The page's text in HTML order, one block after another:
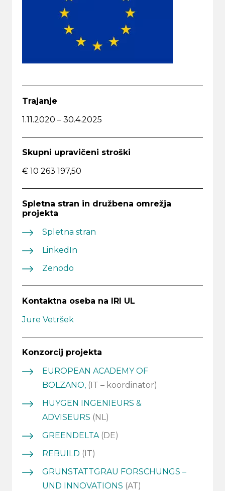
Trajanje
1.11.2020 – 30.4.2025
Skupni upravičeni stroški
€ 10 263 197,50
Spletna stran in družbena omrežja
projekta
Spletna stran
LinkedIn
Zenodo
Kontaktna oseba na IRI UL
Jure Vetršek
Konzorcij projekta
EUROPEAN ACADEMY OF
BOLZANO, (IT – koordinator)
HUYGEN INGENIEURS &
ADVISEURS (NL)
GREENDELTA (DE)
REBUILD (IT)
GRUNSTATTGRAU FORSCHUNGS –
UND INNOVATIONS (AT)